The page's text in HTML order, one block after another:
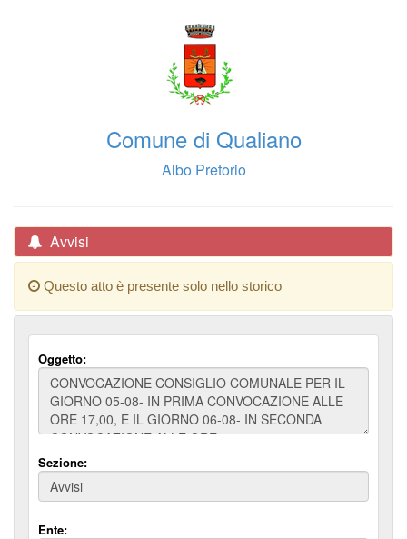
Comune di Qualiano
Albo Pretorio
Avvisi
Questo atto è presente solo nello storico
Oggetto:
Sezione:
Ente: